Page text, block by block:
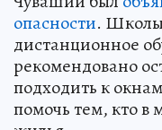
опасности.
дистанционное
рекомендовано
подходить к
помочь тем, кто в